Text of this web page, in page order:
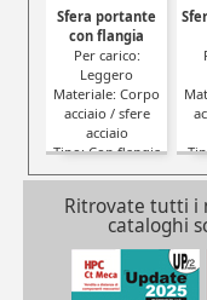
Sfera portante
con flangia
Per carico:
Leggero
Materiale: Corpo
acciaio / sfere
acciaio
Tipo: Con flangia
Ritrovate tutti i
cataloghi